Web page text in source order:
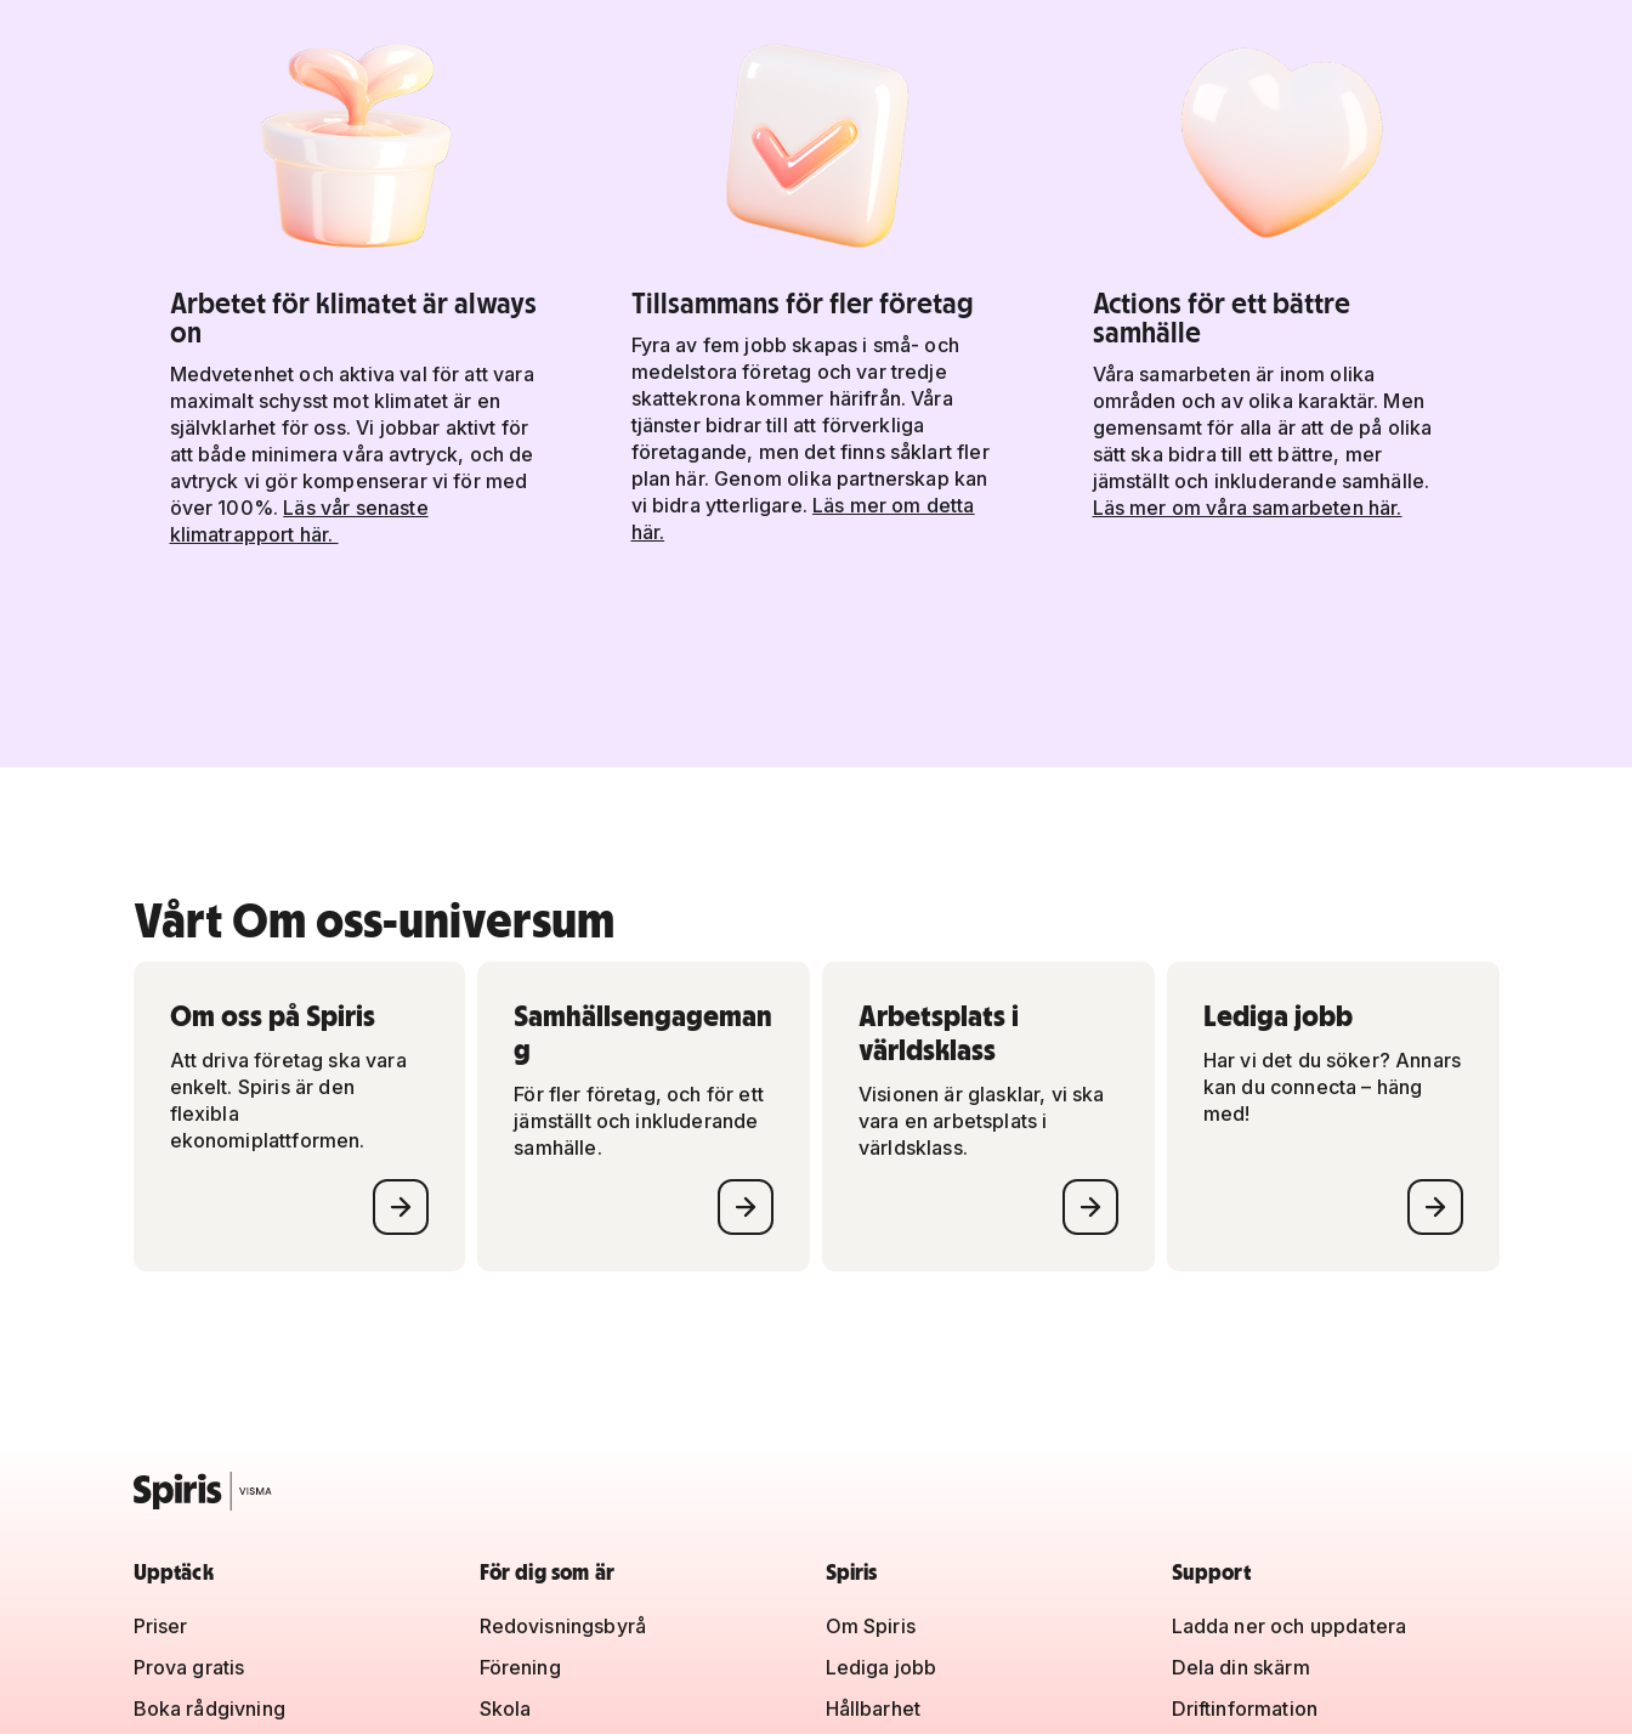
Arbetet för klimatet är always
on
Medvetenhet och aktiva val för att vara
maximalt schysst mot klimatet är en
självklarhet för oss. Vi jobbar aktivt för
att både minimera våra avtryck, och de
avtryck vi gör kompenserar vi för med
över 100%. Läs vår senaste
klimatrapport här.
Tillsammans för fler företag
Fyra av fem jobb skapas i små- och
medelstora företag och var tredje
skattekrona kommer härifrån. Våra
tjänster bidrar till att förverkliga
företagande, men det finns såklart fler
plan här. Genom olika partnerskap kan
vi bidra ytterligare. Läs mer om detta
här.
Actions för ett bättre
samhälle
Våra samarbeten är inom olika
områden och av olika karaktär. Men
gemensamt för alla är att de på olika
sätt ska bidra till ett bättre, mer
jämställt och inkluderande samhälle.
Läs mer om våra samarbeten här.
Vårt Om oss-universum
Om oss på Spiris
Att driva företag ska vara
enkelt. Spiris är den
flexibla
ekonomiplattformen.
Samhällsengageman
g
För fler företag, och för ett
jämställt och inkluderande
samhälle.
Arbetsplats i
världsklass
Visionen är glasklar, vi ska
vara en arbetsplats i
världsklass.
Lediga jobb
Har vi det du söker? Annars
kan du connecta – häng
med!
Upptäck
Priser
Prova gratis
Boka rådgivning
För dig som är
Redovisningsbyrå
Förening
Skola
Spiris
Om Spiris
Lediga jobb
Hållbarhet
Support
Ladda ner och uppdatera
Dela din skärm
Driftinformation